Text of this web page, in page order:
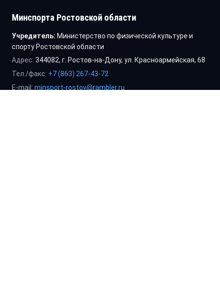
Минспорта Ростовской области
Учредитель: Министерство по физической культуре и
спорту Ростовской области
Адрес: 344082, г. Ростов-на-Дону, ул. Красноармейская, 68
Тел./факс: +7 (863) 267-43-72
E-mail: minsport-rostov@rambler.ru